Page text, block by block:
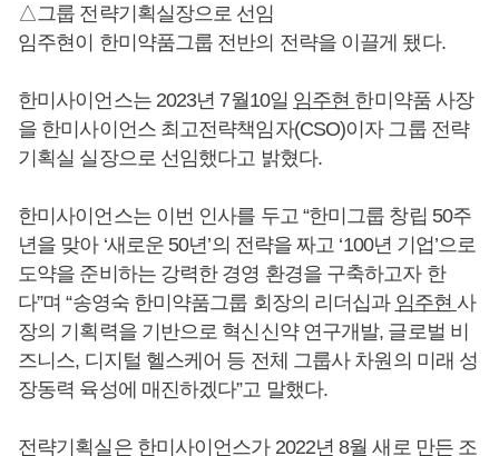
△그룹 전략기획실장으로 선임
임주현이 한미약품그룹 전반의 전략을 이끌게 됐다.
한미사이언스는 2023년 7월10일 임주현 한미약품 사장
을 한미사이언스 최고전략책임자(CSO)이자 그룹 전략
기획실 실장으로 선임했다고 밝혔다.
한미사이언스는 이번 인사를 두고 “한미그룹 창립 50주
년을 맞아 ‘새로운 50년’의 전략을 짜고 ‘100년 기업’으로
도약을 준비하는 강력한 경영 환경을 구축하고자 한
다”며 “송영숙 한미약품그룹 회장의 리더십과 임주현 사
장의 기획력을 기반으로 혁신신약 연구개발, 글로벌 비
즈니스, 디지털 헬스케어 등 전체 그룹사 차원의 미래 성
장동력 육성에 매진하겠다”고 말했다.
전략기획실은 한미사이언스가 2022년 8월 새로 만든 조